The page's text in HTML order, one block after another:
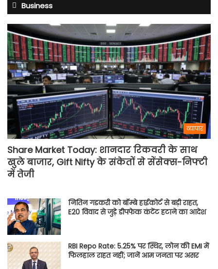
Business
व्यापार
Share Market Today: शानदार रिकवरी के साथ
खुले बाजार, Gift Nifty के संकेतों से सेंसेक्स-निफ्टी
में तेजी
नितिन गडकरी को बॉम्बे हाईकोर्ट से बड़ी राहत,
E20 विवाद से जुड़े डीपफेक कंटेंट हटाने का आदेश
RBI Repo Rate: 5.25% पर स्थिर, लोन की EMI में
फिलहाल राहत नहीं; जानें आम जनता पर असर